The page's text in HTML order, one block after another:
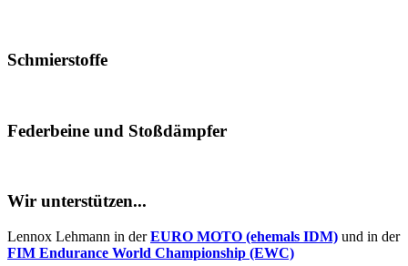
Schmierstoffe
Federbeine und Stoßdämpfer
Wir unterstützen...
Lennox Lehmann in derEURO MOTO (ehemals IDM) und in der
FIM Endurance World Championship (EWC)